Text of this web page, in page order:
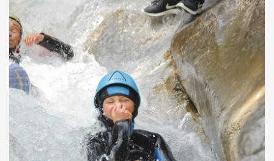
pour des enfants entre 6 et 10/12 ans.
Periode :
L'été quand l'envie du plongeon dans un
torrent de montagne est trop forte.